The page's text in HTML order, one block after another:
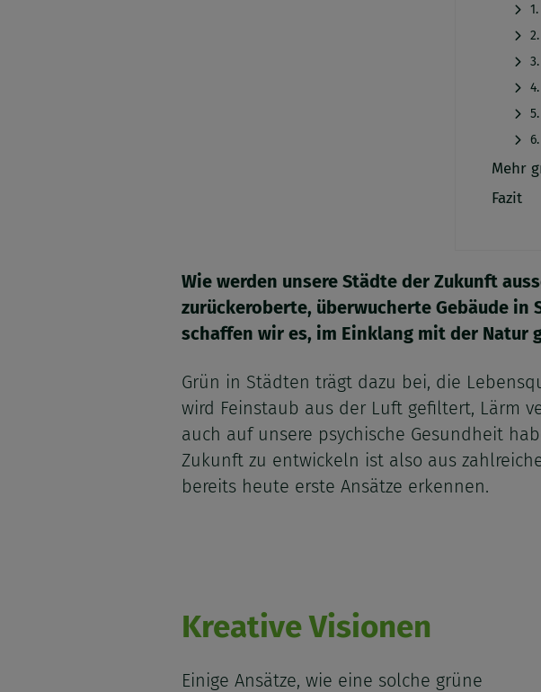
Mehr
Fazit
Wie werden unsere Städte der Zukunft
zurückeroberte, überwucherte Gebäude
schaffen wir es, im Einklang mit der Natur
Grün in Städten trägt dazu bei, die
wird Feinstaub aus der Luft gefiltert, Lärm
auch auf unsere psychische Gesundheit
Zukunft zu entwickeln ist also aus
bereits heute erste Ansätze erkennen.
Kreative Visionen
Einige Ansätze, wie eine solche grüne